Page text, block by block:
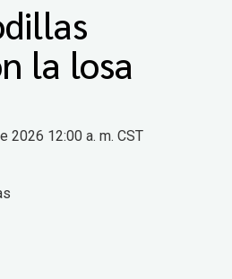
la losa
2026 12:00 a. m. CST